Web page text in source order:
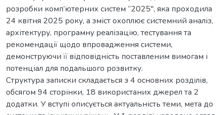
розробки комп’ютерних систем “2025", яка проходила
24 квітня 2025 року, а зміст охоплює системний аналіз,
архітектуру, програмну реалізацію, тестування та
рекомендації щодо впровадження системи,
демонструючи її відповідність поставленим вимогам і
потенціал для подальшого розвитку.
Структура записки складається з 4 основних розділів,
обсягом 94 сторінки, 18 використаних джерел та 2
додатки. У вступі описується актуальність теми, мета до